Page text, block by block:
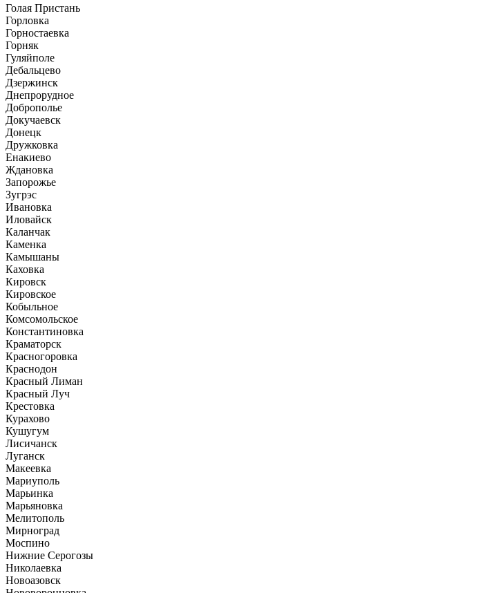
Голая Пристань
Горловка
Горностаевка
Горняк
Гуляйполе
Дебальцево
Дзержинск
Днепрорудное
Доброполье
Докучаевск
Донецк
Дружковка
Енакиево
Ждановка
Запорожье
Зугрэс
Ивановка
Иловайск
Каланчак
Каменка
Камышаны
Каховка
Кировск
Кировское
Кобыльное
Комсомольское
Константиновка
Краматорск
Красногоровка
Краснодон
Красный Лиман
Красный Луч
Крестовка
Курахово
Кушугум
Лисичанск
Луганск
Макеевка
Мариуполь
Марьинка
Марьяновка
Мелитополь
Мирноград
Моспино
Нижние Серогозы
Николаевка
Новоазовск